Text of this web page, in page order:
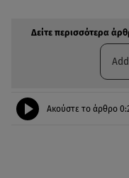
Δείτε περισσότερα
Ακούστε το άρθρο